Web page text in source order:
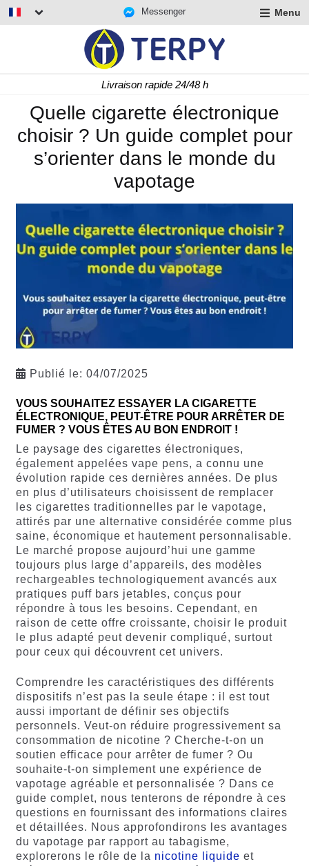
Messenger Menu
Livraison rapide 24/48 h
Quelle cigarette électronique
choisir ? Un guide complet pour
s’orienter dans le monde du
vapotage
Publié le: 04/07/2025
VOUS SOUHAITEZ ESSAYER LA CIGARETTE
ÉLECTRONIQUE, PEUT-ÊTRE POUR ARRÊTER DE
FUMER ? VOUS ÊTES AU BON ENDROIT !
Le paysage des cigarettes électroniques,
également appelées vape pens, a connu une
évolution rapide ces dernières années. De plus
en plus d’utilisateurs choisissent de remplacer
les cigarettes traditionnelles par le vapotage,
attirés par une alternative considérée comme plus
saine, économique et hautement personnalisable.
Le marché propose aujourd’hui une gamme
toujours plus large d’appareils, des modèles
rechargeables technologiquement avancés aux
pratiques puff bars jetables, conçus pour
répondre à tous les besoins. Cependant, en
raison de cette offre croissante, choisir le produit
le plus adapté peut devenir compliqué, surtout
pour ceux qui découvrent cet univers.
Comprendre les caractéristiques des différents
dispositifs n’est pas la seule étape : il est tout
aussi important de définir ses objectifs
personnels. Veut-on réduire progressivement sa
consommation de nicotine ? Cherche-t-on un
soutien efficace pour arrêter de fumer ? Ou
souhaite-t-on simplement une expérience de
vapotage agréable et personnalisée ? Dans ce
guide complet, nous tenterons de répondre à ces
questions en fournissant des informations claires
et détaillées. Nous approfondirons les avantages
du vapotage par rapport au tabagisme,
explorerons le rôle de la nicotine liquide et